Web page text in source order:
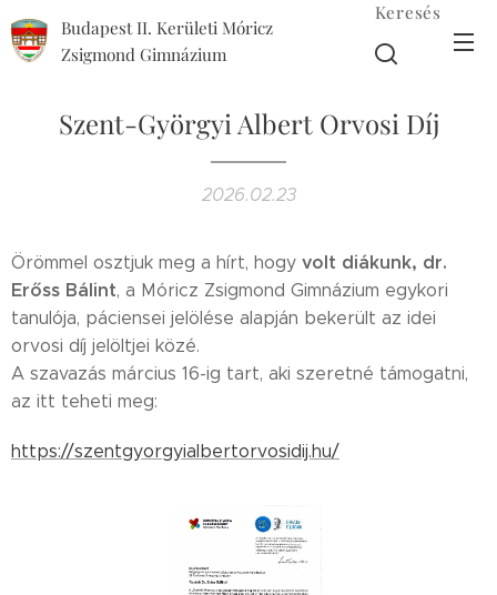
Budapest II. Kerületi Móricz
Zsigmond Gimnázium
Keresés
Szent-Györgyi Albert Orvosi Díj
2026.02.23
Örömmel osztjuk meg a hírt, hogy volt diákunk, dr.
Erőss Bálint, a Móricz Zsigmond Gimnázium egykori
tanulója, páciensei jelölése alapján bekerült az idei
orvosi díj jelöltjei közé.
A szavazás március 16-ig tart, aki szeretné támogatni,
az itt teheti meg:
https://szentgyorgyialbertorvosidij.hu/